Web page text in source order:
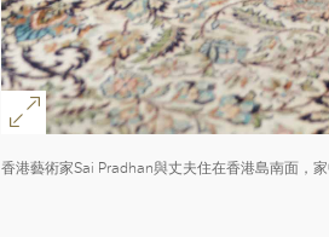
香港藝術家Sai Pradhan與丈夫住在香港島南面，
好